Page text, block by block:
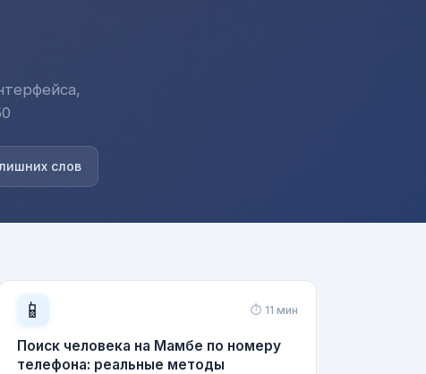
слов
📱 ⏱ 11 мин
Поиск человека на Мамбе по номеру
телефона: реальные методы